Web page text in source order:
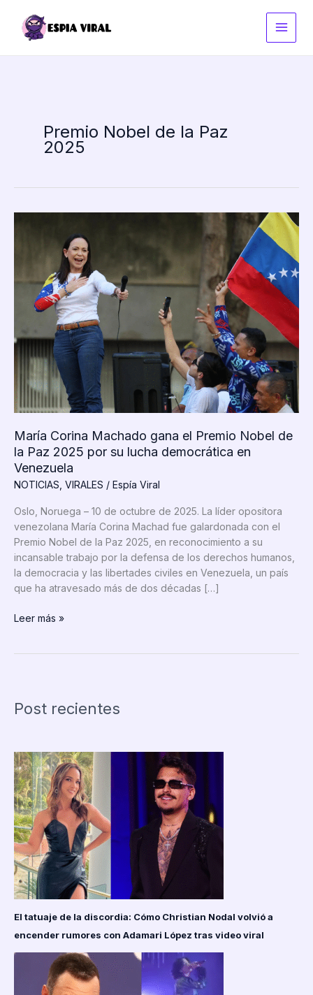
contenido
Premio Nobel de la Paz
2025
María Corina Machado gana el Premio Nobel de
la Paz 2025 por su lucha democrática en
Venezuela
NOTICIAS VIRALES / Espía Viral
Oslo, Noruega – 10 de octubre de 2025. La líder opositora
venezolana María Corina Machad fue galardonada con el
Premio Nobel de la Paz 2025, en reconocimiento a su
incansable trabajo por la defensa de los derechos humanos,
la democracia y las libertades civiles en Venezuela, un país
que ha atravesado más de dos décadas […]
María
Nobel
Paz
2025
por
su
lucha
democrática
en
Venezuela
Leer más »
Post recientes
El tatuaje de la discordia: Cómo Christian Nodal volvió a
encender rumores con Adamari López tras video viral